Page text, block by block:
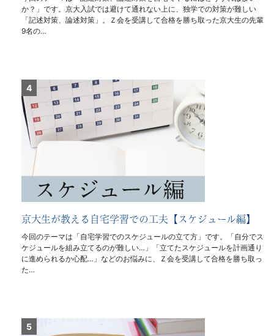
か？」です。京大入試では避けて通れない上に、独学での対策が難しい
「記述対策、論述対策」。Ｚ会を受講して合格を勝ち取った京大生の先輩
9名の…
京大生が教える自宅学習での工夫【スケジュール編】
今回のテーマは「自宅学習でのスケジュールの立て方」です。「自分でス
ケジュールを組み立てるのが難しい…」「立てたスケジュールを計画通り
に進められるか心配…」などのお悩みに、Ｚ会を受講して合格を勝ち取っ
た…